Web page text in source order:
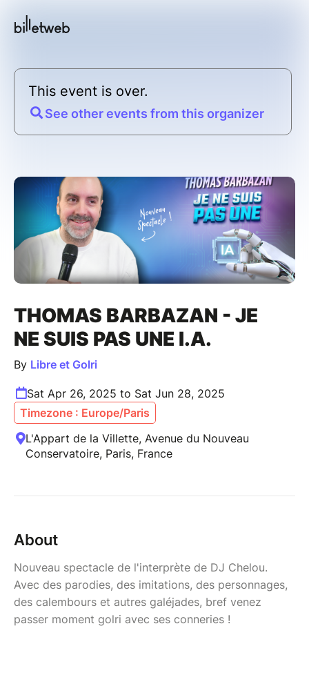
This event is over.
See other events from this organizer
THOMAS BARBAZAN - JE
NE SUIS PAS UNE I.A.
By Libre et Golri
Sat Apr 26, 2025 to Sat Jun 28, 2025
Timezone : Europe/Paris
L'Appart de la Villette, Avenue du Nouveau
Conservatoire, Paris, France
About
Nouveau spectacle de l'interprète de DJ Chelou.
Avec des parodies, des imitations, des personnages,
des calembours et autres galéjades, bref venez
passer moment golri avec ses conneries !